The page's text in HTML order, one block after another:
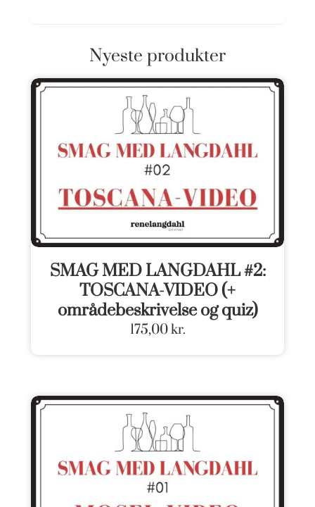
Nyeste produkter
SMAG MED LANGDAHL #2:
TOSCANA-VIDEO (+
områdebeskrivelse og quiz)
175,00kr.